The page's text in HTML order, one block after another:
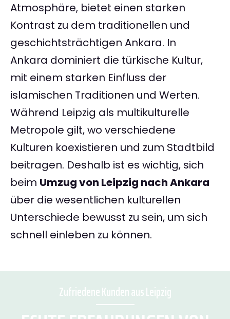
Atmosphäre, bietet einen starken
Kontrast zu dem traditionellen und
geschichtsträchtigen Ankara. In
Ankara dominiert die türkische Kultur,
mit einem starken Einfluss der
islamischen Traditionen und Werten.
Während Leipzig als multikulturelle
Metropole gilt, wo verschiedene
Kulturen koexistieren und zum Stadtbild
beitragen. Deshalb ist es wichtig, sich
beim Umzug von Leipzig nach Ankara
über die wesentlichen kulturellen
Unterschiede bewusst zu sein, um sich
schnell einleben zu können.
Zufriedene Kunden aus Leipzig